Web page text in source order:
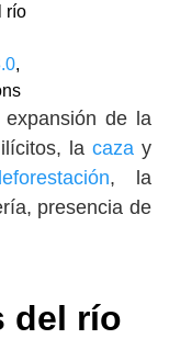
río
,
de la
ilícitos, lacazay
, la
presencia de
del río